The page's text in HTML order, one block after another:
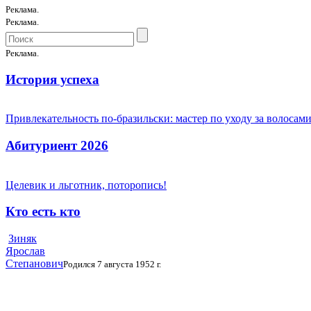
Реклама.
Реклама.
Реклама.
История успеха
Привлекательность по-бразильски: мастер по уходу за
Абитуриент 2026
Целевик и льготник, поторопись!
Кто есть кто
Зиняк
Ярослав
СтепановичРодился 7 августа 1952 г.